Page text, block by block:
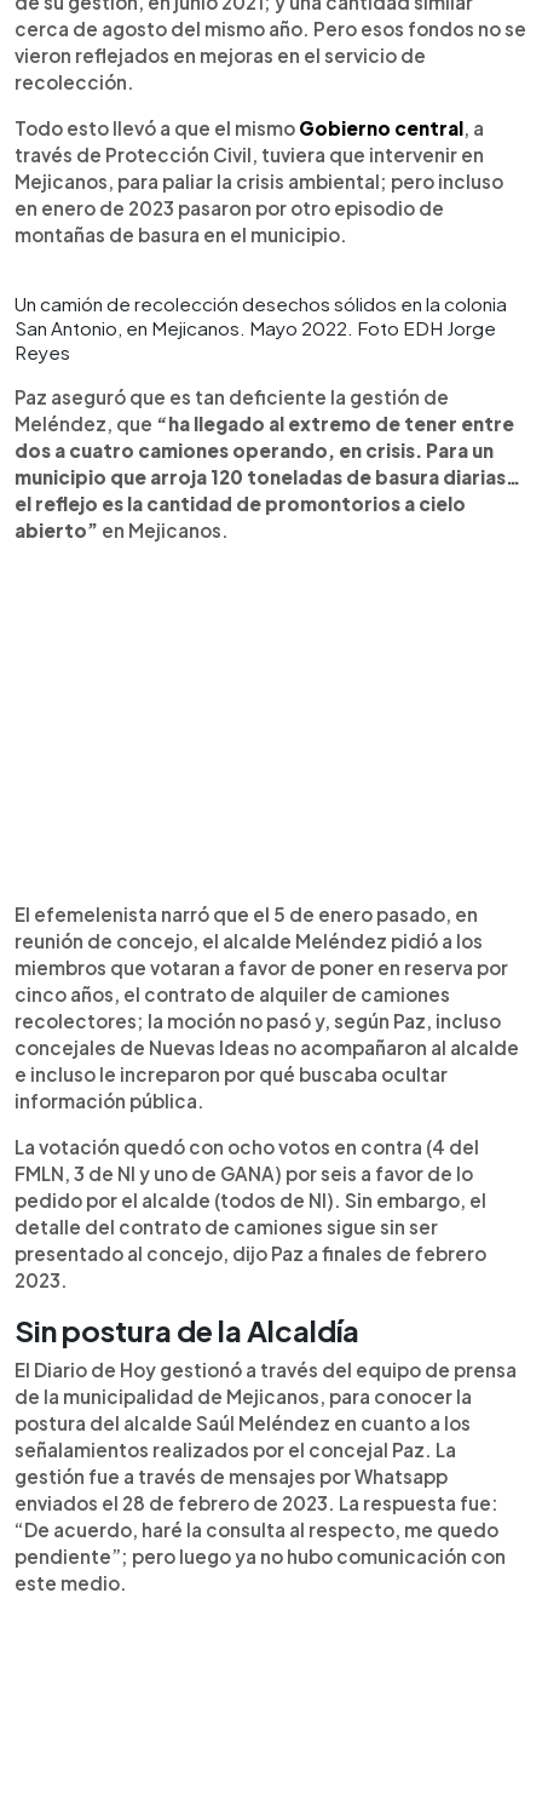
cerca de agosto del mismo año. Pero esos fondos no se
vieron reflejados en mejoras en el servicio de
recolección.
Todo esto llevó a que el mismo Gobierno central, a
través de Protección Civil, tuviera que intervenir en
Mejicanos, para paliar la crisis ambiental; pero incluso
en enero de 2023 pasaron por otro episodio de
montañas de basura en el municipio.
Un camión de recolección desechos sólidos en la colonia
San Antonio, en Mejicanos. Mayo 2022. Foto EDH Jorge
Reyes
Paz aseguró que es tan deficiente la gestión de
Meléndez, que “ha llegado al extremo de tener entre
dos a cuatro camiones operando, en crisis. Para un
municipio que arroja 120 toneladas de basura diarias…
el reflejo es la cantidad de promontorios a cielo
abierto” en Mejicanos.
El efemelenista narró que el 5 de enero pasado, en
reunión de concejo, el alcalde Meléndez pidió a los
miembros que votaran a favor de poner en reserva por
cinco años, el contrato de alquiler de camiones
recolectores; la moción no pasó y, según Paz, incluso
concejales de Nuevas Ideas no acompañaron al alcalde
e incluso le increparon por qué buscaba ocultar
información pública.
La votación quedó con ocho votos en contra (4 del
FMLN, 3 de NI y uno de GANA) por seis a favor de lo
pedido por el alcalde (todos de NI). Sin embargo, el
detalle del contrato de camiones sigue sin ser
presentado al concejo, dijo Paz a finales de febrero
2023.
Sin postura de la Alcaldía
El Diario de Hoy gestionó a través del equipo de prensa
de la municipalidad de Mejicanos, para conocer la
postura del alcalde Saúl Meléndez en cuanto a los
señalamientos realizados por el concejal Paz. La
gestión fue a través de mensajes por Whatsapp
enviados el 28 de febrero de 2023. La respuesta fue:
“De acuerdo, haré la consulta al respecto, me quedo
pendiente”; pero luego ya no hubo comunicación con
este medio.